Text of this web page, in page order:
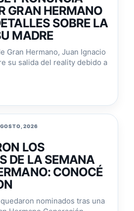
GRAN HERMANO
SOBRE LA
MADRE
Gran Hermano, Juan Ignacio
su salida del reality debido a
2026
LOS
DE LA SEMANA
CONOCÉ
nominados tras una